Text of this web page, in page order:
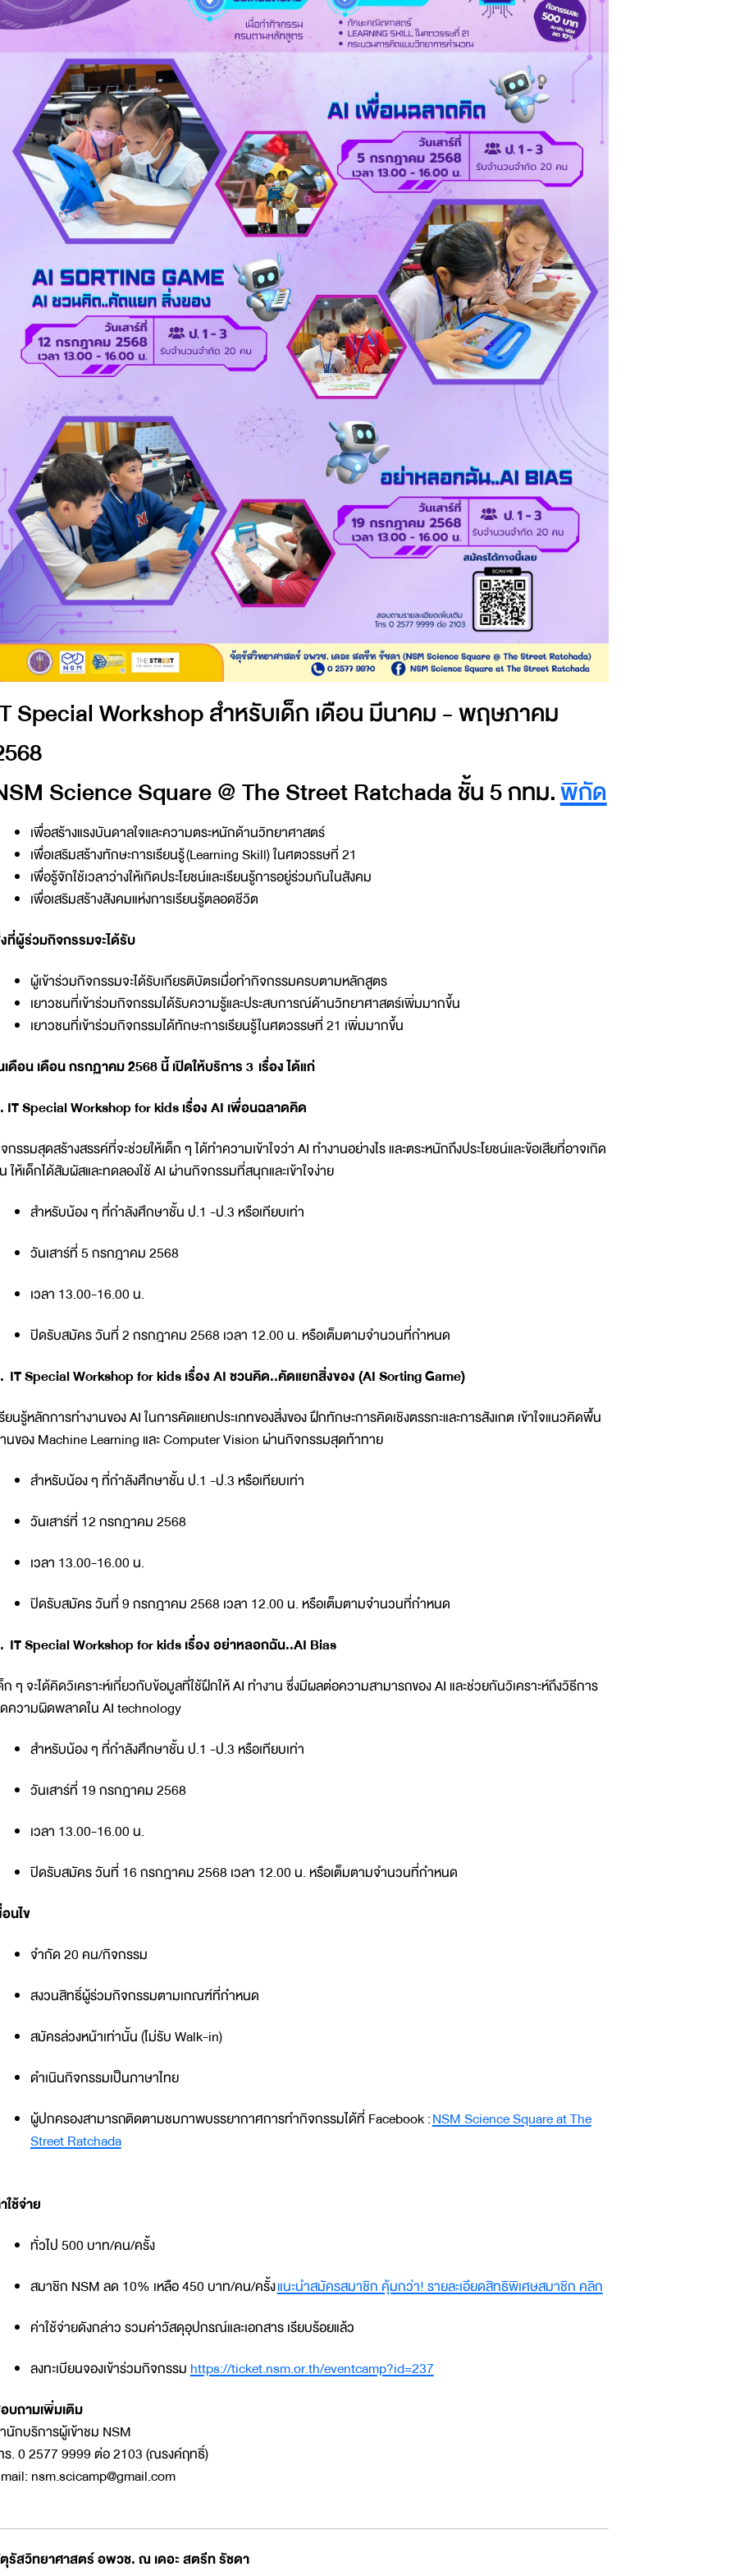
Special Workshop สำหรับเด็ก เดือน มีนาคม - พฤษภาคม
Science Square @ The Street Ratchada ชั้น 5 กทม.พิกัด
เพื่อสร้างแรงบันดาลใจและความตระหนักด้านวิทยาศาสตร์
เพื่อเสริมสร้างทักษะการเรียนรู้ (Learning Skill) ในศตวรรษที่ 21
เพื่อรู้จักใช้เวลาว่างให้เกิดประโยชน์และเรียนรู้การอยู่ร่วมกันในสังคม
เพื่อเสริมสร้างสังคมแห่งการเรียนรู้ตลอดชีวิต
ที่ผู้ร่วมกิจกรรมจะได้รับ
ผู้เข้าร่วมกิจกรรมจะได้รับเกียรติบัตรเมื่อทำกิจกรรมครบตามหลักสูตร
เยาวชนที่เข้าร่วมกิจกรรมได้รับความรู้และประสบการณ์ด้านวิทยาศาสตร์เพิ่มมากขึ้น
เยาวชนที่เข้าร่วมกิจกรรมได้ทักษะการเรียนรู้ในศตวรรษที่ 21 เพิ่มมากขึ้น
เดือน เดือน กรกฏาคม 2568 นี้ เปิดให้บริการ 3 เรื่อง ได้แก่
IT Special Workshop for kids เรื่อง AI เพื่อนฉลาดคิด
กรรมสุดสร้างสรรค์ที่จะช่วยให้เด็ก ๆ ได้ทำความเข้าใจว่า AI ทำงานอย่างไร และตระหนักถึงประโยชน์และข้อเสียที่อาจเกิด
ให้เด็กได้สัมผัสและทดลองใช้ AI ผ่านกิจกรรมที่สนุกและเข้าใจง่าย
สำหรับน้อง ๆ ที่กำลังศึกษาชั้น ป.1 -ป.3 หรือเทียบเท่า
วันเสาร์ที่ 5 กรกฎาคม 2568
เวลา 13.00-16.00 น.
ปิดรับสมัคร วันที่ 2 กรกฎาคม 2568 เวลา 12.00 น. หรือเต็มตามจำนวนที่กำหนด
IT Special Workshop for kids เรื่อง AI ชวนคิด..คัดแยกสิ่งของ (AI Sorting Game)
ยนรู้หลักการทำงานของ AI ในการคัดแยกประเภทของสิ่งของ ฝึกทักษะการคิดเชิงตรรกะและการสังเกต เข้าใจแนวคิดพื้น
นของ Machine Learning และ Computer Vision ผ่านกิจกรรมสุดท้าทาย
สำหรับน้อง ๆ ที่กำลังศึกษาชั้น ป.1 -ป.3 หรือเทียบเท่า
วันเสาร์ที่ 12 กรกฎาคม 2568
เวลา 13.00-16.00 น.
ปิดรับสมัคร วันที่ 9 กรกฎาคม 2568 เวลา 12.00 น. หรือเต็มตามจำนวนที่กำหนด
IT Special Workshop for kids เรื่อง อย่าหลอกฉัน..AI Bias
ก ๆ จะได้คิดวิเคราะห์เกี่ยวกับข้อมูลที่ใช้ฝึกให้ AI ทำงาน ซึ่งมีผลต่อความสามารถของ AI และช่วยกันวิเคราะห์ถึงวิธีการ
ความผิดพลาดใน AI technology
สำหรับน้อง ๆ ที่กำลังศึกษาชั้น ป.1 -ป.3 หรือเทียบเท่า
วันเสาร์ที่ 19 กรกฎาคม 2568
เวลา 13.00-16.00 น.
ปิดรับสมัคร วันที่ 16 กรกฎาคม 2568 เวลา 12.00 น. หรือเต็มตามจำนวนที่กำหนด
อนไข
จำกัด 20 คน/กิจกรรม
สงวนสิทธิ์ผู้ร่วมกิจกรรมตามเกณฑ์ที่กำหนด
สมัครล่วงหน้าเท่านั้น (ไม่รับ Walk-in)
ดำเนินกิจกรรมเป็นภาษาไทย
ผู้ปกครองสามารถติดตามชมภาพบรรยากาศการทำกิจกรรมได้ที่ Facebook :NSM Science Square at The
Street Ratchada
ใช้จ่าย
ทั่วไป 500 บาท/คน/ครั้ง
สมาชิก NSM ลด 10% เหลือ 450 บาท/คน/ครั้งแนะนำสมัครสมาชิก คุ้มกว่า! รายละเอียดสิทธิพิเศษสมาชิก คลิก
ค่าใช้จ่ายดังกล่าว รวมค่าวัสดุอุปกรณ์และเอกสาร เรียบร้อยแล้ว
ลงทะเบียนจองเข้าร่วมกิจกรรม https://ticket.nsm.or.th/eventcamp?id=237
บถามเพิ่มเติม
นักบริการผู้เข้าชม NSM
ร. 0 2577 9999 ต่อ 2103 (ณรงค์ฤทธิ์)
nsm.scicamp@gmail.com
รัสวิทยาศาสตร์ อพวช. ณ เดอะ สตรีท รัชดา